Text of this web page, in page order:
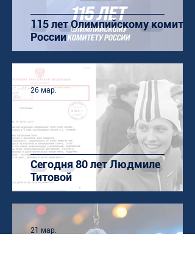
115 лет Олимпийскому комитету
России
Сегодня 80 лет Людмиле
Титовой
26 мар.
21 мар.